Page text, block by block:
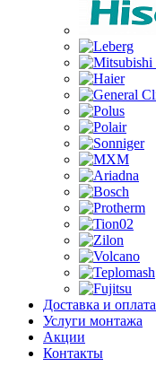
Доставка и оплата
Услуги монтажа
Акции
Контакты